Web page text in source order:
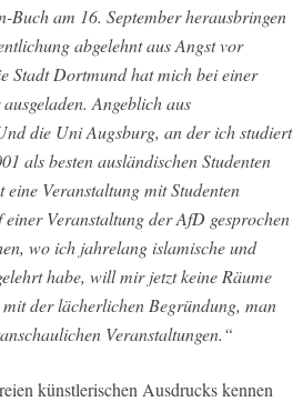
Buch am 16. September herausbringen
abgelehnt aus Angst vor
Stadt Dortmund hat mich bei einer
Angeblich aus
die Uni Augsburg, an der ich studiert
als besten ausländischen Studenten
eine Veranstaltung mit Studenten
Veranstaltung der AfD gesprochen
wo ich jahrelang islamische und
habe, will mir jetzt keine Räume
der lächerlichen Begründung, man
Veranstaltungen.“
künstlerischen Ausdrucks kennen